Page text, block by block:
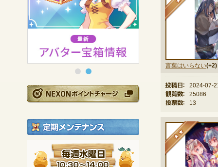
NEXONポイントチ
定期メンテナンス
毎週水曜日 10:30
※メンテナンス中は
言葉はいらない(+2)
投稿日：
2024-07-
観覧数：
25086
投票数：
13
★★